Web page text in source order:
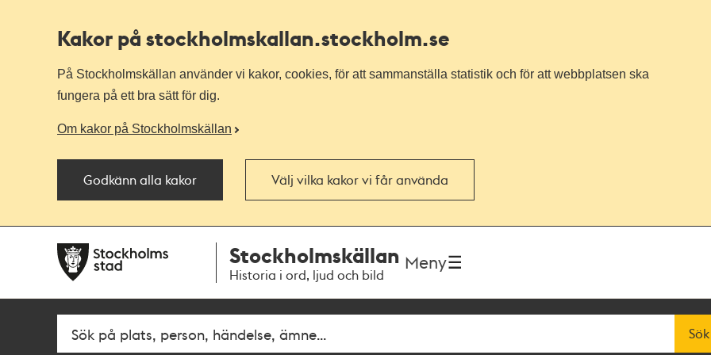
Kakor på stockholmskallan.stockholm.se
På Stockholmskällan använder vi kakor, cookies, för att sammanställa statistik och för att webbplatsen ska
fungera på ett bra sätt för dig.
Om kakor på Stockholmskällan
Godkänn alla kakor Välj vilka kakor vi får använda
navigationen
huvudinnehållet
Stockholmskällan
Historia i ord, ljud och bild
Meny
Fritextsök Sök